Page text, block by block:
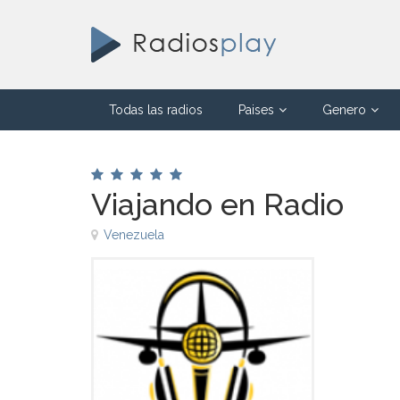
Todas las radios Paises Genero
Viajando en Radio
Venezuela